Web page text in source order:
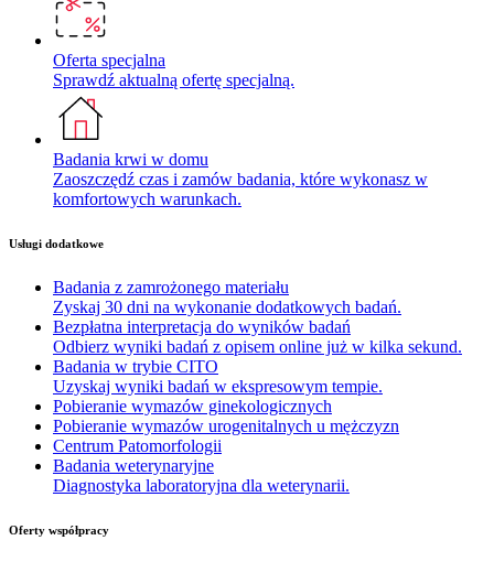
Oferta specjalna
Sprawdź aktualną ofertę specjalną.
Badania krwi w domu
Zaoszczędź czas i zamów badania, które wykonasz w
komfortowych warunkach.
Usługi dodatkowe
Badania z zamrożonego materiału
Zyskaj 30 dni na wykonanie dodatkowych badań.
Bezpłatna interpretacja do wyników badań
Odbierz wyniki badań z opisem online już w kilka sekund.
Badania w trybie CITO
Uzyskaj wyniki badań w ekspresowym tempie.
Pobieranie wymazów ginekologicznych
Pobieranie wymazów urogenitalnych u mężczyzn
Centrum Patomorfologii
Badania weterynaryjne
Diagnostyka laboratoryjna dla weterynarii.
Oferty współpracy